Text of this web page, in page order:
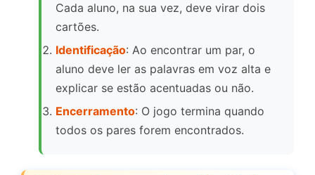
Cada aluno, na sua vez, deve virar dois
cartões.
Identificação: Ao encontrar um par, o
aluno deve ler as palavras em voz alta e
explicar se estão acentuadas ou não.
Encerramento: O jogo termina quando
todos os pares forem encontrados.